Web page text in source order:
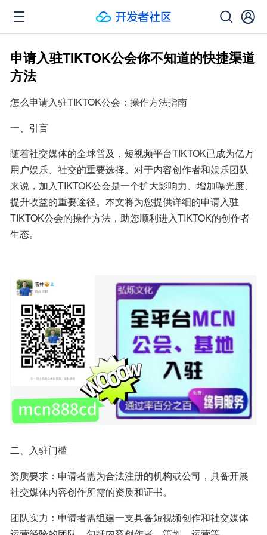
申请入驻TIKTOK公会你不知道的快捷渠道
方法
怎么申请入驻TIKTOK公会：操作方法指南
一、引言
随着社交媒体的全球普及，短视频平台TIKTOK已成为亿万
用户娱乐、社交的重要选择。对于内容创作者和娱乐团队
来说，加入TIKTOK公会是一个扩大影响力、增加曝光度、
提升收益的重要途径。本文将为您提供详细的申请入驻
TIKTOK公会的操作方法，助您顺利进入TIKTOK的创作者
生态。
二、入驻门槛
资质要求：申请者需为合法注册的机构或公司，具备开展
社交媒体内容创作所需的资质和证书。
团队实力：申请者需组建一支具备短视频创作和社交媒体